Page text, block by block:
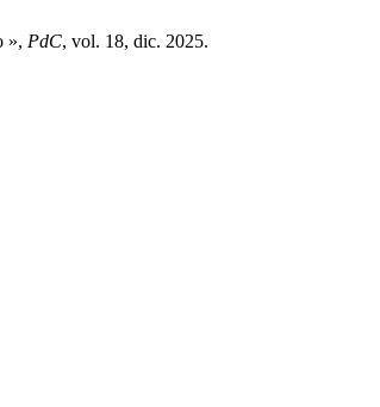
», PdC, vol. 18, dic. 2025.